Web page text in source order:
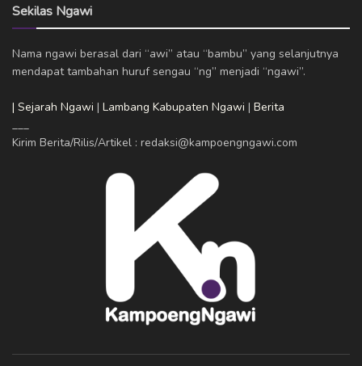
Sekilas Ngawi
Nama ngawi berasal dari “awi” atau “bambu” yang selanjutnya
mendapat tambahan huruf sengau “ng” menjadi “ngawi”.
| Sejarah Ngawi | Lambang Kabupaten Ngawi | Berita
Kirim Berita/Rilis/Artikel : redaksi@kampoengngawi.com